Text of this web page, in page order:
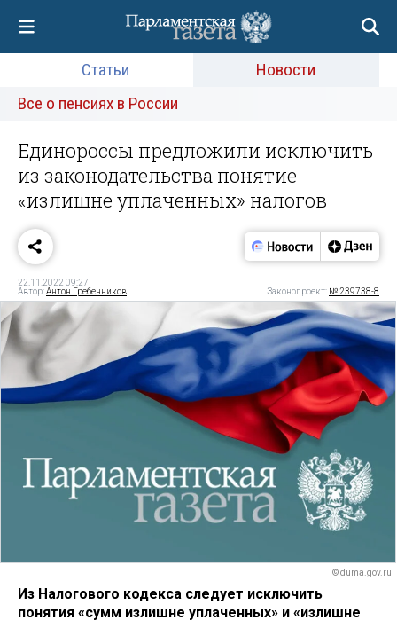
Статьи
Новости
Все о пенсиях в России
Единороссы предложили исключить
из законодательства понятие
«излишне уплаченных» налогов
22.11.2022 09:27
Автор:Антон Гребенников Законопроект: № 239738-8
© duma.gov.ru
Из Налогового кодекса следует исключить
понятия «сумм излишне уплаченных» и «излишне